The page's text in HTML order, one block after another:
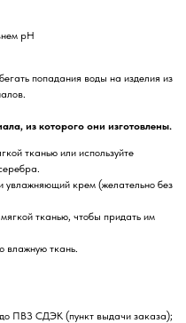
pH
попадания воды на изделия из
из которого они изготовлены.
тканью или используйте
увлажняющий крем (желательно без
тканью, чтобы придать им
влажную ткань.
ПВЗ СДЭК (пункт выдачи заказа);